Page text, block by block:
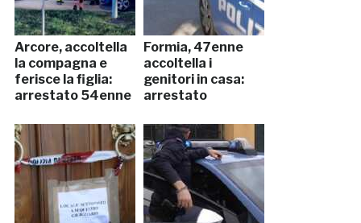
Arcore, accoltella
la compagna e
ferisce la figlia:
arrestato 54enne
Formia, 47enne
accoltella i
genitori in casa:
arrestato